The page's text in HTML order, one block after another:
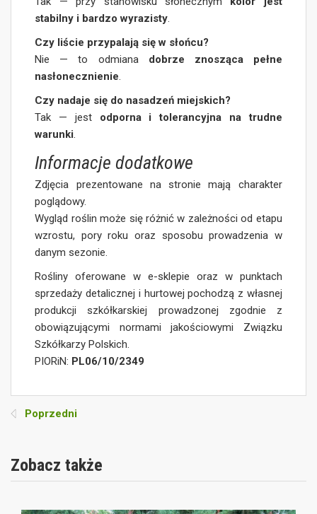
stabilny i bardzo wyrazisty.
Czy liście przypalają się w słońcu?
Nie — to odmiana dobrze znosząca pełne
nasłonecznienie.
Czy nadaje się do nasadzeń miejskich?
Tak — jest odporna i tolerancyjna na trudne
warunki.
Informacje dodatkowe
Zdjęcia prezentowane na stronie mają charakter
poglądowy.
Wygląd roślin może się różnić w zależności od etapu
wzrostu, pory roku oraz sposobu prowadzenia w
danym sezonie.
Rośliny oferowane w e-sklepie oraz w punktach
sprzedaży detalicznej i hurtowej pochodzą z własnej
produkcji szkółkarskiej prowadzonej zgodnie z
obowiązującymi normami jakościowymi Związku
Szkółkarzy Polskich.
PIORiN: PL06/10/2349
Poprzedni
Zobacz także